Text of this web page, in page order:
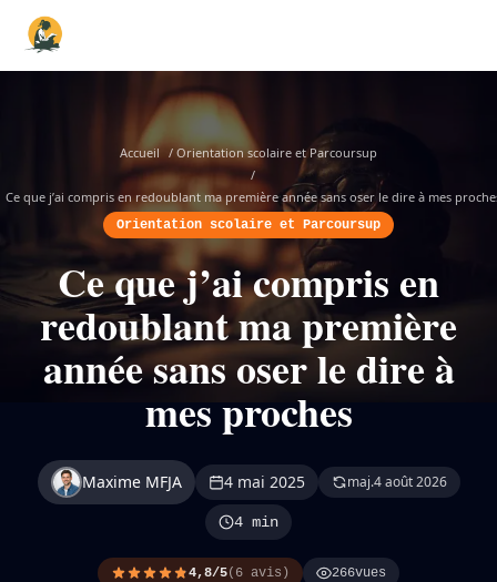
Accueil / Orientation scolaire et Parcoursup
/
Ce que j’ai compris en redoublant ma première année sans oser le dire à mes
Orientation scolaire et Parcoursup
Ce que j’ai compris en
redoublant ma première
année sans oser le dire à
mes proches
Maxime MFJA 4 mai 2025 maj.4 août 2026
4 min
4,8/5(6 avis) 266vues